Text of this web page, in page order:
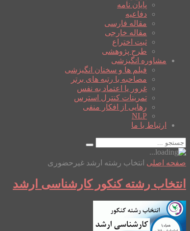
پایان نامه
دفاعیه
مقاله فارسی
مقاله خارجی
ثبت اختراع
طرح پژوهشی
مشاوره انگیزشی
فیلم ها و سخنان انگیزشی
مصاحبه با رتبه های برتر
غرور یا اعتماد به نفس
تمرینات کنترل استرس
رهایی از افکار منفی
NLP
ارتباط با ما
صفحه اصلی انتخاب رشته ارشد غیرحضوری
انتخاب رشته کنکور کارشناسی ارشد